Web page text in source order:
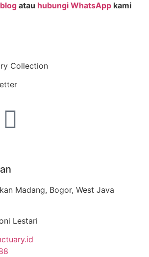
atau hubungi WhatsApp kami
Collection
Madang, Bogor, West Java
Lestari